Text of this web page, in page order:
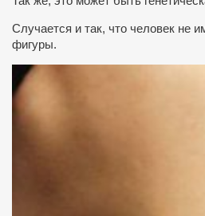
Случается и так, что человек не
фигуры.